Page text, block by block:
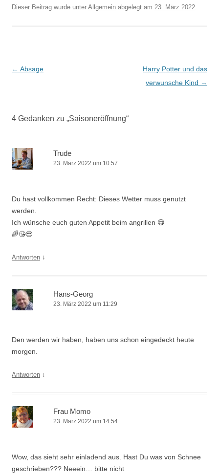
Dieser Beitrag wurde unter Allgemein abgelegt am 23. März 2022.
Beitrags-
← Absage
Harry Potter und das
verwunsche Kind →
4 Gedanken zu „Saisoneröffnung“
Trude
23. März 2022 um 10:57
Du hast vollkommen Recht: Dieses Wetter muss genutzt
werden.
Ich wünsche euch guten Appetit beim angrillen 😋
🌈😘😎
Antworten ↓
Hans-Georg
23. März 2022 um 11:29
Den werden wir haben, haben uns schon eingedeckt heute
morgen.
Antworten ↓
Frau Momo
23. März 2022 um 14:54
Wow, das sieht sehr einladend aus. Hast Du was von Schnee
geschrieben??? Neeein… bitte nicht